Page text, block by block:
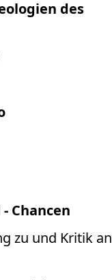
des
Chancen
zu und Kritik an